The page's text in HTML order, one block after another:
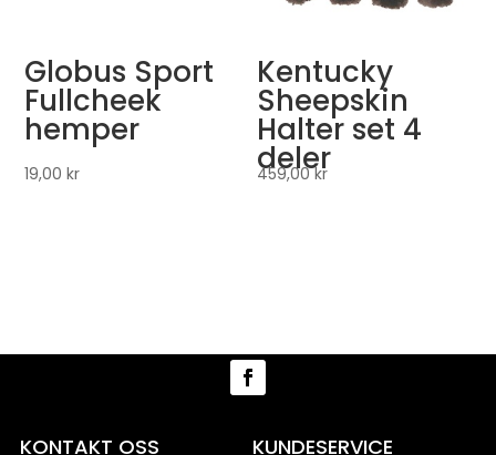
Globus Sport
Fullcheek
hemper
19,00kr
Kentucky
Sheepskin
Halter set 4
deler
459,00kr
KONTAKT OSS KUNDESERVICE